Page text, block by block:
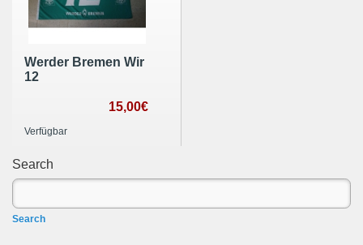
Werder Bremen Wir
12
15,00€
Verfügbar
Search
Search